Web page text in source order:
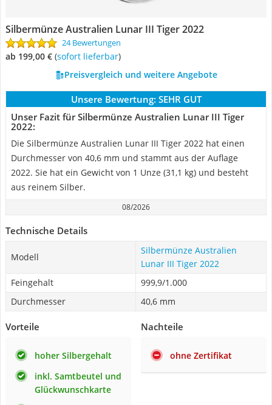
Silbermünze Australien Lunar III Tiger 2022
24 Bewertungen
ab 199,00 € ( Sofort lieferbar)
Preisvergleich und weitere Angebote
Unsere Bewertung: SEHR GUT
Unser Fazit für Silbermünze Australien Lunar III Tiger
2022:
Die Silbermünze Australien Lunar III Tiger 2022 hat einen
Durchmesser von 40,6 mm und stammt aus der Auflage
2022. Sie hat ein Gewicht von 1 Unze (31,1 kg) und besteht
aus reinem Silber.
08/2026
Technische Details
Modell
Silbermünze Australien
Lunar III Tiger 2022
Feingehalt
999,9/1.000
Durchmesser
40,6 mm
Vorteile
hoher Silbergehalt
inkl. Samtbeutel und
Glückwunschkarte
Nachteile
ohne Zertifikat